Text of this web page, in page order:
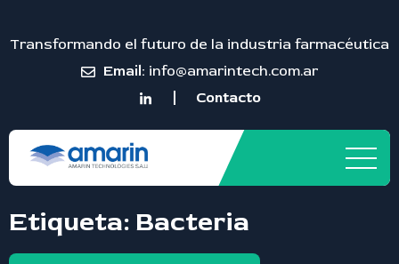
Transformando el futuro de la industria farmacéutica
Email: info@amarintech.com.ar
Contacto
Etiqueta: Bacteria